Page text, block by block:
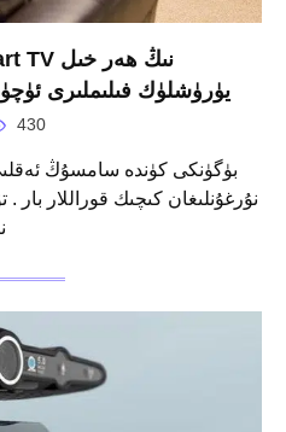
يۈرۈشلۈك فىلىملىرى
430
بۈگۈنكى كۈندە سامسۇڭ
نۇرغۇنلىغان كىچىك قوراللار بار .